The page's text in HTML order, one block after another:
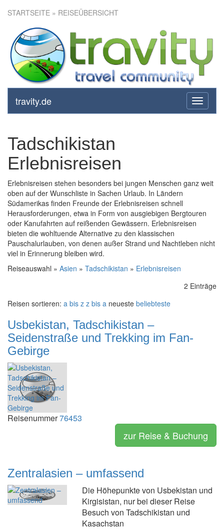
STARTSEITE » REISEÜBERSICHT
toggle
travity.de
Tadschikistan
Erlebnisreisen
Erlebnisreisen stehen besonders bei jungen Menschen ganz weit
oben auf der Wunschliste in Sachen Urlaub. In Ländern
Südamerikas finden Freunde der Erlebnisreisen schnell
Herausforderungen, etwa in Form von ausgiebigen Bergtouren
oder Kanufahrten auf reißenden Gewässern. Erlebnisreisen
bieten die wohltuende Alternative zu den klassischen
Pauschalurlauben, von denen außer Strand und Nachtleben nicht
viel in Erinnerung bleiben wird.
Reiseauswahl » Asien » Tadschikistan » Erlebnisreisen
2 Einträge
Reisen sortieren: a bis z z bis a neueste beliebteste
Usbekistan, Tadschikistan –
Seidenstraße und Trekking im Fan-
Gebirge
Reisenummer76453
zur Reise & Buchung
Zentralasien – umfassend
Die Höhepunkte von Usbekistan und
Kirgisistan, nur bei dieser Reise
Besuch von Tadschikistan und
Kasachstan